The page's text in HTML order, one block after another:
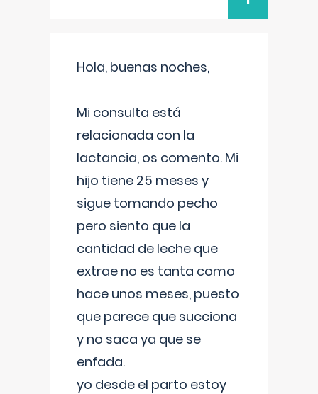
Hola, buenas noches,
Mi consulta está
relacionada con la
lactancia, os comento. Mi
hijo tiene 25 meses y
sigue tomando pecho
pero siento que la
cantidad de leche que
extrae no es tanta como
hace unos meses, puesto
que parece que succiona
y no saca ya que se
enfada.
yo desde el parto estoy